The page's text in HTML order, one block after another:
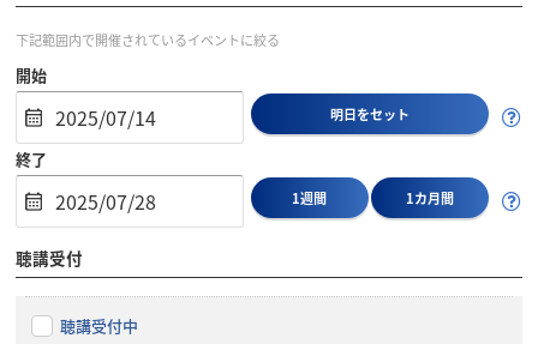
下記範囲内で開催されているイベントに絞る
開始
明日をセット
終了
1週間 1カ月間
聴講受付
聴講受付中